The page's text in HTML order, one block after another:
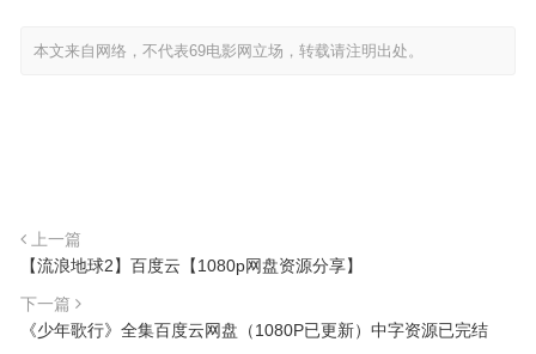
本文来自网络，不代表69电影网立场，转载请注明出处。
上一篇
【流浪地球2】百度云【1080p网盘资源分享】
下一篇
《少年歌行》全集百度云网盘（1080P已更新）中字资源已完结